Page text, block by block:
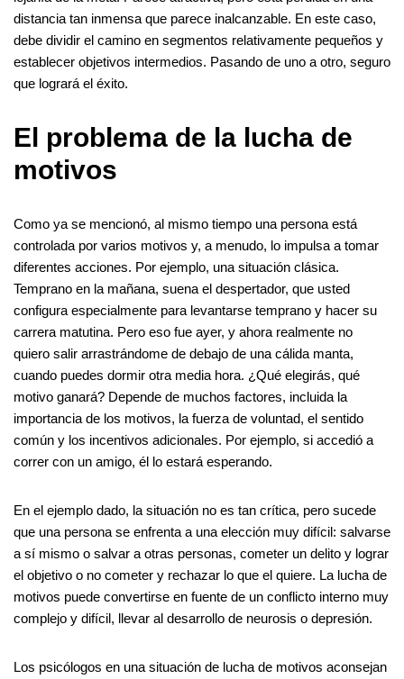
distancia tan inmensa que parece inalcanzable. En este caso,
debe dividir el camino en segmentos relativamente pequeños y
establecer objetivos intermedios. Pasando de uno a otro, seguro
que logrará el éxito.
El problema de la lucha de
motivos
Como ya se mencionó, al mismo tiempo una persona está
controlada por varios motivos y, a menudo, lo impulsa a tomar
diferentes acciones. Por ejemplo, una situación clásica.
Temprano en la mañana, suena el despertador, que usted
configura especialmente para levantarse temprano y hacer su
carrera matutina. Pero eso fue ayer, y ahora realmente no
quiero salir arrastrándome de debajo de una cálida manta,
cuando puedes dormir otra media hora. ¿Qué elegirás, qué
motivo ganará? Depende de muchos factores, incluida la
importancia de los motivos, la fuerza de voluntad, el sentido
común y los incentivos adicionales. Por ejemplo, si accedió a
correr con un amigo, él lo estará esperando.
En el ejemplo dado, la situación no es tan crítica, pero sucede
que una persona se enfrenta a una elección muy difícil: salvarse
a sí mismo o salvar a otras personas, cometer un delito y lograr
el objetivo o no cometer y rechazar lo que el quiere. La lucha de
motivos puede convertirse en fuente de un conflicto interno muy
complejo y difícil, llevar al desarrollo de neurosis o depresión.
Los psicólogos en una situación de lucha de motivos aconsejan